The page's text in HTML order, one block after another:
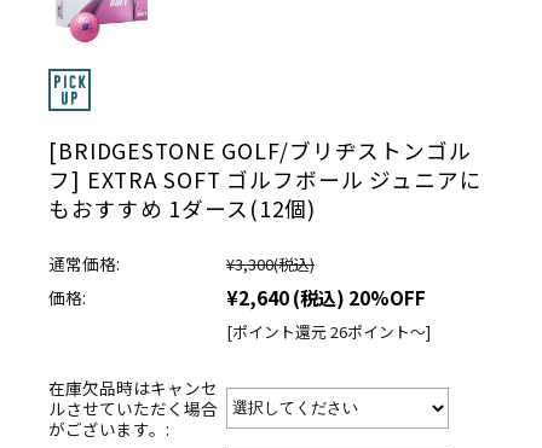
[BRIDGESTONE GOLF/ブリヂストンゴル
フ] EXTRA SOFT ゴルフボール ジュニアに
もおすすめ 1ダース(12個)
通常価格: ¥3,300(税込)
価格: ¥2,640(税込) 20%OFF
[ポイント還元 26ポイント～]
在庫欠品時はキャンセ
ルさせていただく場合
がございます。: